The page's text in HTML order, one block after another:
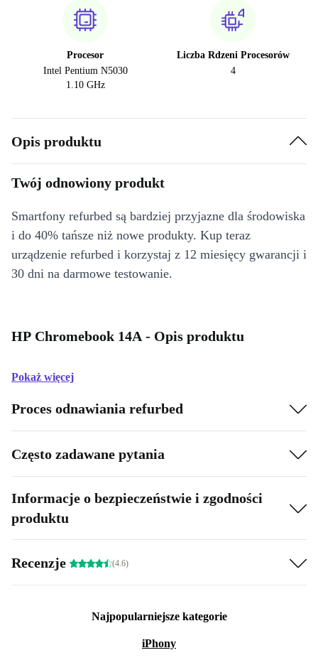
Procesor
Intel Pentium N5030
1.10 GHz
Liczba Rdzeni Procesorów
4
Opis produktu
Twój odnowiony produkt
Smartfony refurbed są bardziej przyjazne dla środowiska
i do 40% tańsze niż nowe produkty. Kup teraz
urządzenie refurbed i korzystaj z 12 miesięcy gwarancji i
30 dni na darmowe testowanie.
HP Chromebook 14A - Opis produktu
Pokaż więcej
Proces odnawiania refurbed
Często zadawane pytania
Informacje o bezpieczeństwie i zgodności
produktu
Recenzje (4.6)
Najpopularniejsze kategorie
iPhony